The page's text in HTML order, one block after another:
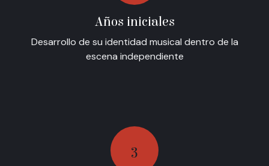
Años iniciales
Desarrollo de su identidad musical dentro de la
escena independiente
3